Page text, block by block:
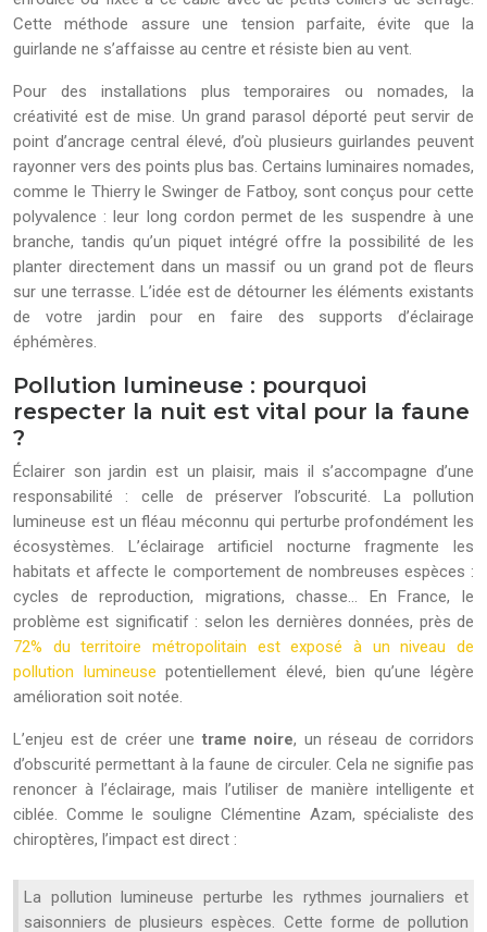
Cette méthode assure une tension parfaite, évite que la
guirlande ne s’affaisse au centre et résiste bien au vent.
Pour des installations plus temporaires ou nomades, la
créativité est de mise. Un grand parasol déporté peut servir de
point d’ancrage central élevé, d’où plusieurs guirlandes peuvent
rayonner vers des points plus bas. Certains luminaires nomades,
comme le Thierry le Swinger de Fatboy, sont conçus pour cette
polyvalence : leur long cordon permet de les suspendre à une
branche, tandis qu’un piquet intégré offre la possibilité de les
planter directement dans un massif ou un grand pot de fleurs
sur une terrasse. L’idée est de détourner les éléments existants
de votre jardin pour en faire des supports d’éclairage
éphémères.
Pollution lumineuse : pourquoi
respecter la nuit est vital pour la faune
?
Éclairer son jardin est un plaisir, mais il s’accompagne d’une
responsabilité : celle de préserver l’obscurité. La pollution
lumineuse est un fléau méconnu qui perturbe profondément les
écosystèmes. L’éclairage artificiel nocturne fragmente les
habitats et affecte le comportement de nombreuses espèces :
cycles de reproduction, migrations, chasse… En France, le
problème est significatif : selon les dernières données, près de
72% du territoire métropolitain est exposé à un niveau de
pollution lumineuse potentiellement élevé, bien qu’une légère
amélioration soit notée.
L’enjeu est de créer une trame noire, un réseau de corridors
d’obscurité permettant à la faune de circuler. Cela ne signifie pas
renoncer à l’éclairage, mais l’utiliser de manière intelligente et
ciblée. Comme le souligne Clémentine Azam, spécialiste des
chiroptères, l’impact est direct :
La pollution lumineuse perturbe les rythmes journaliers et
saisonniers de plusieurs espèces. Cette forme de pollution